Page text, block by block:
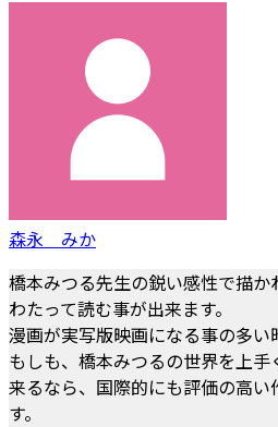
森永 みか
橋本みつる先生の鋭い感性で描
わたって読む事が出来ます。
漫画が実写版映画になる事の多い
もしも、橋本みつるの世界を上
来るなら、国際的にも評価の高い
す。